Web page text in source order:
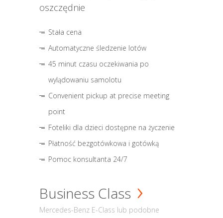
oszczędnie
Stała cena
Automatyczne śledzenie lotów
45 minut czasu oczekiwania po
wylądowaniu samolotu
Convenient pickup at precise meeting
point
Foteliki dla dzieci dostępne na życzenie
Płatność bezgotówkowa i gotówką
Pomoc konsultanta 24/7
Business Class
Mercedes-Benz E-Class lub podobne